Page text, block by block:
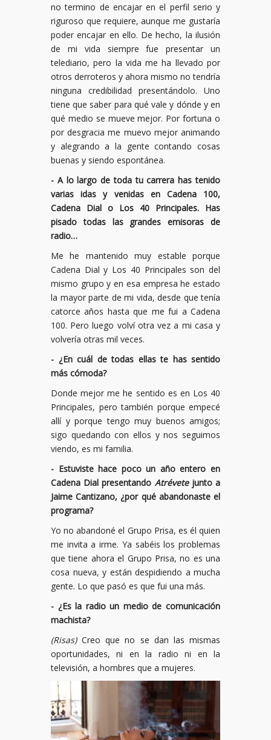
no termino de encajar en el perfil serio y
riguroso que requiere, aunque me gustaría
poder encajar en ello. De hecho, la ilusión
de mi vida siempre fue presentar un
telediario, pero la vida me ha llevado por
otros derroteros y ahora mismo no tendría
ninguna credibilidad presentándolo. Uno
tiene que saber para qué vale y dónde y en
qué medio se mueve mejor. Por fortuna o
por desgracia me muevo mejor animando
y alegrando a la gente contando cosas
buenas y siendo espontánea.
- A lo largo de toda tu carrera has tenido
varias idas y venidas en Cadena 100,
Cadena Dial o Los 40 Principales. Has
pisado todas las grandes emisoras de
radio…
Me he mantenido muy estable porque
Cadena Dial y Los 40 Principales son del
mismo grupo y en esa empresa he estado
la mayor parte de mi vida, desde que tenía
catorce años hasta que me fui a Cadena
100. Pero luego volví otra vez a mi casa y
volvería otras mil veces.
- ¿En cuál de todas ellas te has sentido
más cómoda?
Donde mejor me he sentido es en Los 40
Principales, pero también porque empecé
allí y porque tengo muy buenos amigos;
sigo quedando con ellos y nos seguimos
viendo, es mi familia.
- Estuviste hace poco un año entero en
Cadena Dial presentando Atrévetejunto a
Jaime Cantizano, ¿por qué abandonaste el
programa?
Yo no abandoné el Grupo Prisa, es él quien
me invita a irme. Ya sabéis los problemas
que tiene ahora el Grupo Prisa, no es una
cosa nueva, y están despidiendo a mucha
gente. Lo que pasó es que fui una más.
- ¿Es la radio un medio de comunicación
machista?
(Risas)Creo que no se dan las mismas
oportunidades, ni en la radio ni en la
televisión, a hombres que a mujeres.